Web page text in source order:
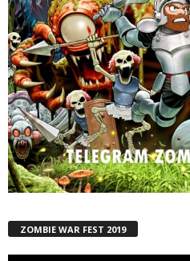
ZOMBIE WAR FEST 2019